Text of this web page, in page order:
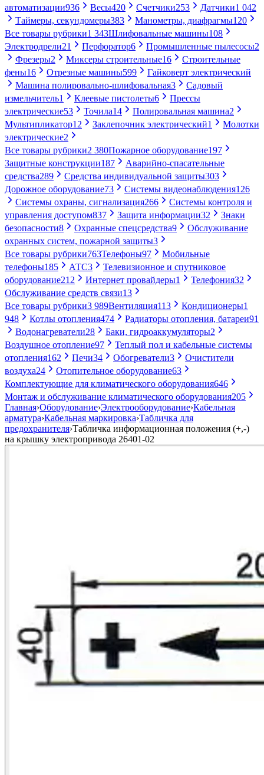
автоматизации936 Весы420 Счетчики253 Датчики1 042
Таймеры, секундомеры383 Манометры, диафрагмы120
Все товары рубрики1 343Шлифовальные машины108
Электродрели21 Перфоратор6 Промышленные пылесосы2
Фрезеры2 Миксеры строительные16
Строительные
фены16 Отрезные машины599
Гайковерт электрический
Машина полировально-шлифовальная3
Садовый
измельчитель1 Клеевые пистолеты6
Прессы
электрические53 Точила14 Полировальная машина2
Мультипликатор12 Заклепочник электрический1
Молотки
электрические2
Все товары рубрики2 380Пожарное оборудование197
Защитные конструкции187
Аварийно-спасательные
средства289 Средства индивидуальной защиты303
Дорожное оборудование73 Системы видеонаблюдения126
Системы охраны, сигнализация266
Системы контроля и
управления доступом837 Защита информации32
Знаки
безопасности8 Охранные спецсредства9
Обслуживание
охранных систем, пожарной защиты3
Все товары рубрики763Телефоны97
Мобильные
телефоны185 АТС3
Телевизионное и спутниковое
оборудование212 Интернет провайдеры1 Телефония32
Обслуживание средств связи13
Все товары рубрики3 989Вентиляция113 Кондиционеры1
948
Котлы отопления474 Радиаторы отопления, батареи91
Водонагреватели28 Баки, гидроаккумуляторы2
Воздушное отопление97
Теплый пол и кабельные системы
отопления162 Печи34 Обогреватели3
Очистители
воздуха24 Отопительное оборудование63
Комплектующие для климатического оборудования646
Монтаж и обслуживание климатического оборудования205
Главная›Оборудование›Электрооборудование›Кабельная
арматура›Кабельная маркировка›Табличка для
предохранителя›Табличка информационная положения (+,-)
на крышку электропривода 26401-02